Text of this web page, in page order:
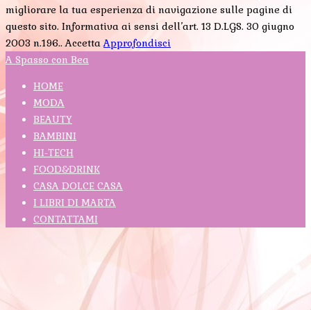
migliorare la tua esperienza di navigazione sulle pagine di
questo sito. Informativa ai sensi dell’art. 13 D.LGS. 30 giugno
2003 n.196..Accetta Approfondisci
A Spasso con Bea
HOME
MODA
BEAUTY
BAMBINI
HI-TECH
FOOD&DRINK
CASA DOLCE CASA
I LIBRI DI MARTA
CONTATTAMI